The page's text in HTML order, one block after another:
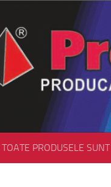
PRODUSELE